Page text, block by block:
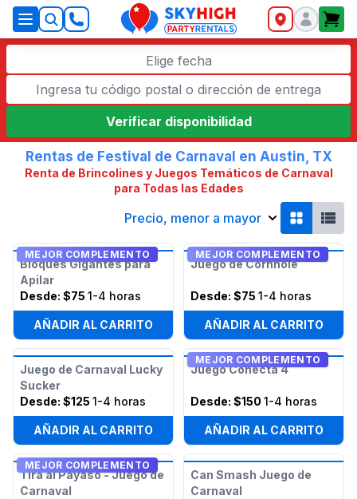
SkyHigh Logo
Elige fecha
Verificar disponibilidad
Rentas de Festival de Carnaval en Austin, TX
Renta de Brincolines y Juegos Temáticos de Carnaval
para Todas las Edades
Precio, menor a mayor
MEJOR COMPLEMENTO
Bloques Gigantes para
Apilar
Desde: $75 1-4 horas
AÑADIR AL CARRITO
MEJOR COMPLEMENTO
Juego de Cornhole
Desde: $75 1-4 horas
AÑADIR AL CARRITO
Juego de Carnaval Lucky
Sucker
Desde: $125 1-4 horas
AÑADIR AL CARRITO
MEJOR COMPLEMENTO
Juego Conecta 4
Desde: $150 1-4 horas
AÑADIR AL CARRITO
MEJOR COMPLEMENTO
Tira al Payaso - Juego de
Carnaval
Can Smash Juego de
Carnaval